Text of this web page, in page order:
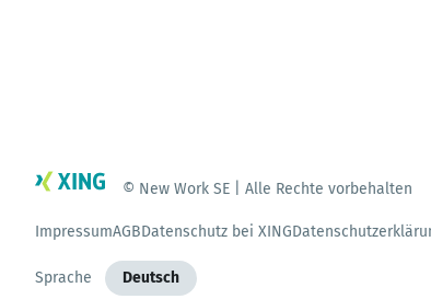
© New Work SE | Alle Rechte vorbehalten
ImpressumAGBDatenschutz bei XING
Sprache Deutsch